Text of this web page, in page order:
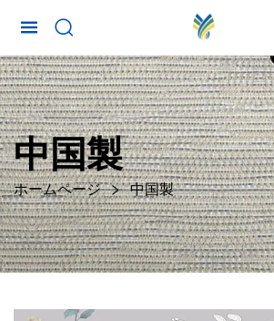
中国製
ホームページ 中国製